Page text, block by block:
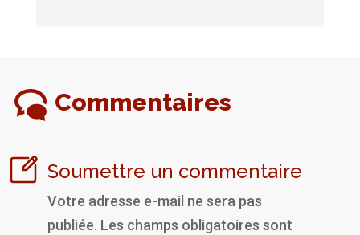
Commentaires
Soumettre un commentaire
Votre adresse e-mail ne sera pas
publiée. Les champs obligatoires sont